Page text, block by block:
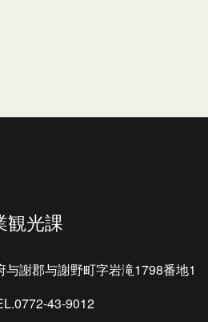
観光課
与謝郡与謝野町字岩滝1798番地1
43-9012